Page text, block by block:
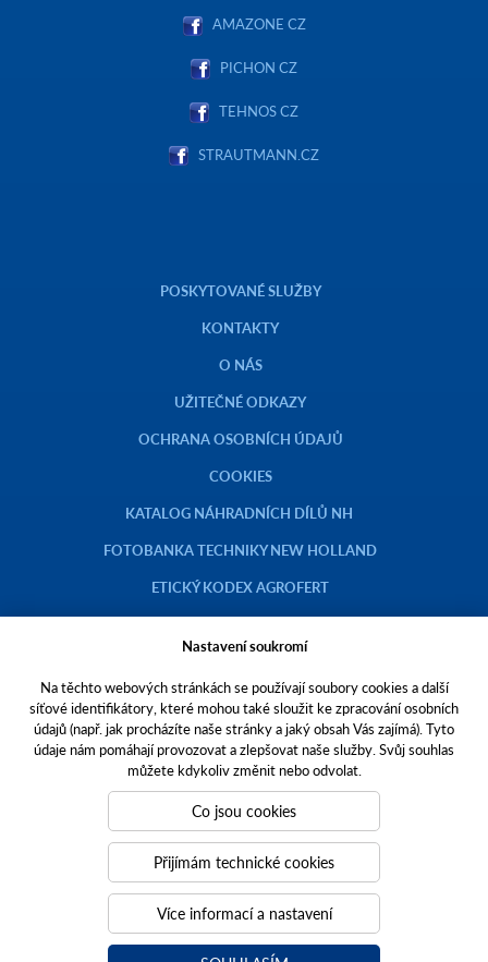
AMAZONE CZ
PICHON CZ
TEHNOS CZ
STRAUTMANN.CZ
POSKYTOVANÉ SLUŽBY
KONTAKTY
O NÁS
UŽITEČNÉ ODKAZY
OCHRANA OSOBNÍCH ÚDAJŮ
COOKIES
KATALOG NÁHRADNÍCH DÍLŮ NH
FOTOBANKA TECHNIKY NEW HOLLAND
ETICKÝ KODEX AGROFERT
Copyright © 2023 AGROTEC a.s.
Toto jsou internetové stránky společnosti AGROTEC a. s., se sídlem v
Hustopečích, Brněnská 74, PSČ 69301, IČO 00544957,
zapsané v OR vedeném Krajským soudem v Brně, oddíl B, vložka 138.
Společnost AGROTEC a.s. je členem koncernu AGROFERT řízeného
společností AGROFERT, a.s.,
IČO 26185610, se sídlem na adrese Pyšelská 2327/2, Chodov, 149 00
Praha 4.
webové portály, které vám pomáhají růst. Jsme
PUXdesign.
Nastavení soukromí
Na těchto webových stránkách se používají soubory cookies a další
síťové identifikátory, které mohou také sloužit ke zpracování osobních
údajů (např. jak procházíte naše stránky a jaký obsah Vás zajímá). Tyto
údaje nám pomáhají provozovat a zlepšovat naše služby. Svůj souhlas
můžete kdykoliv změnit nebo odvolat.
Co jsou cookies
Přijímám technické cookies
Více informací a nastavení